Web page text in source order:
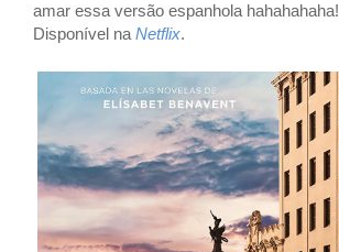
amar essa versão espanhola hahahahaha!
Disponível naNetflix.